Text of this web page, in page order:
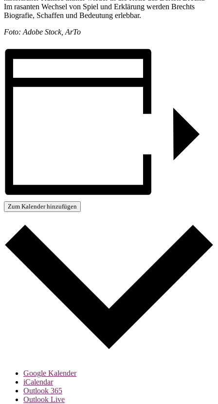
Im rasanten Wechsel von Spiel und Erklärung werden Brechts
Biografie, Schaffen und Bedeutung erlebbar.
Foto: Adobe Stock, ArTo
Zum Kalender hinzufügen
Google Kalender
iCalendar
Outlook 365
Outlook Live